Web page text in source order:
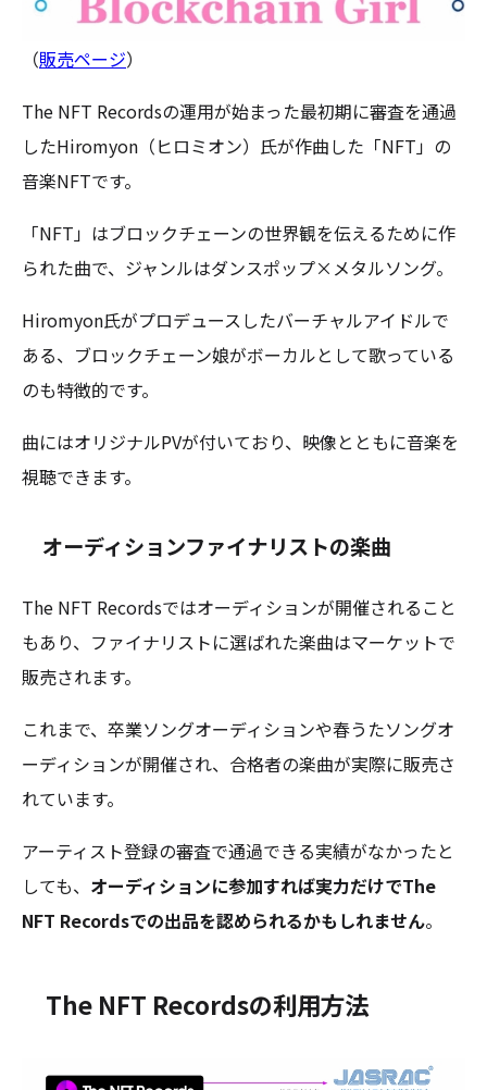
（販売ページ）
The NFT Recordsの運用が始まった最初期に審査を通過
したHiromyon（ヒロミオン）氏が作曲した「NFT」の
音楽NFTです。
「NFT」はブロックチェーンの世界観を伝えるために作
られた曲で、ジャンルはダンスポップ×メタルソング。
Hiromyon氏がプロデュースしたバーチャルアイドルで
ある、ブロックチェーン娘がボーカルとして歌っている
のも特徴的です。
曲にはオリジナルPVが付いており、映像とともに音楽を
視聴できます。
オーディションファイナリストの楽曲
The NFT Recordsではオーディションが開催されること
もあり、ファイナリストに選ばれた楽曲はマーケットで
販売されます。
これまで、卒業ソングオーディションや春うたソングオ
ーディションが開催され、合格者の楽曲が実際に販売さ
れています。
アーティスト登録の審査で通過できる実績がなかったと
しても、 オーディションに参加すれば実力だけでThe
NFT Recordsでの出品を認められるかもしれません。
The NFT Recordsの利用方法